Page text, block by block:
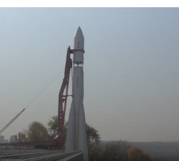
Авто и транспорт
Благоустройство
Криминал
Культура
Недвижимость и ЖКХ
Образование
Общество
Погода
Праздники